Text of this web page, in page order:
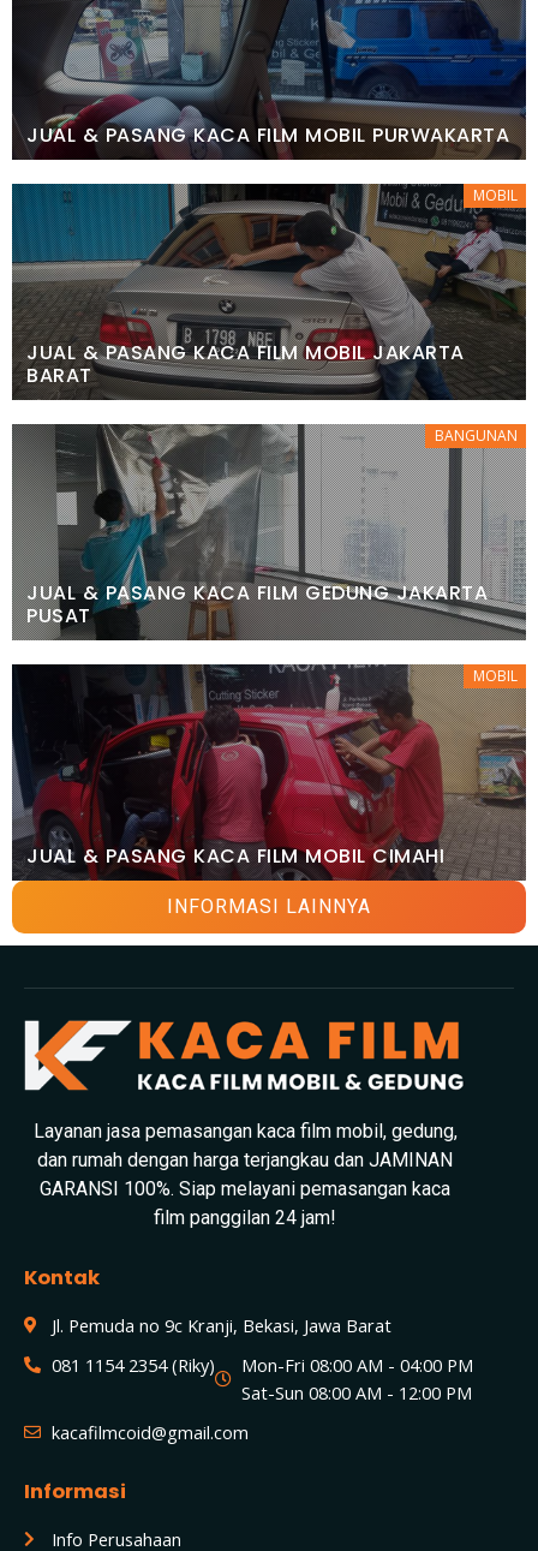
JUAL & PASANG KACA FILM MOBIL PURWAKARTA
MOBIL
JUAL & PASANG KACA FILM MOBIL JAKARTA
BARAT
BANGUNAN
JUAL & PASANG KACA FILM GEDUNG JAKARTA
PUSAT
MOBIL
JUAL & PASANG KACA FILM MOBIL CIMAHI
INFORMASI LAINNYA
Layanan jasa pemasangan kaca film mobil, gedung,
dan rumah dengan harga terjangkau dan JAMINAN
GARANSI 100%. Siap melayani pemasangan kaca
film panggilan 24 jam!
Kontak
Jl. Pemuda no 9c Kranji, Bekasi, Jawa Barat
081 1154 2354 (Riky)
Mon-Fri 08:00 AM - 04:00 PM
Sat-Sun 08:00 AM - 12:00 PM
kacafilmcoid@gmail.com
Informasi
Info Perusahaan